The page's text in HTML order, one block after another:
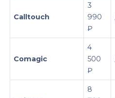
Calltouch
3
990
₽
Comagic
4
500
₽
8